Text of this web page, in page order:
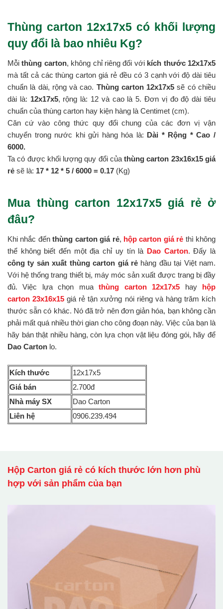
Thùng carton 12x17x5 có khối lượng
quy đổi là bao nhiêu Kg?
Mỗithùng carton, không chỉ riêng đối với kích thước 12x17x5
mà tất cả các thùng carton giá rẻ đều có 3 cạnh với độ dài tiêu
chuẩn là dài, rộng và cao. Thùng carton 12x17x5 sẽ có chiều
dài là: 12x17x5, rộng là: 12 và cao là 5. Đơn vị đo độ dài tiêu
chuẩn của thùng carton hay kiện hàng là Centimet (cm).
Căn cứ vào công thức quy đổi chung của các đơn vị vận
chuyển trong nước khi gửi hàng hóa là: Dài * Rộng * Cao /
6000.
Ta có được khối lượng quy đổi củathùng carton 23x16x15 giá
rẻ sẽ là: 17 * 12 * 5 / 6000 = 0.17 (Kg)
Mua thùng carton 12x17x5 giá rẻ ở
đâu?
Khi nhắc đếnthùng carton giá rẻ, hộp carton giá rẻ thì không
thể không biết đến một địa chỉ uy tín là Dao Carton. Đấy là
công ty sản xuất thùng carton giá rẻhàng đầu tại Việt nam.
Với hệ thống trang thiết bị, máy móc sản xuất được trang bị đầy
đủ. Việc lựa chọn muathùng carton 12x17x5 hay hộp
carton 23x16x15 giá rẻ tận xưởng nói riêng và hàng trăm kích
thước sẵn có khác. Nó đã trở nên đơn giản hóa, bạn không cần
phải mất quá nhiều thời gian cho công đoạn này. Việc của bạn là
hãy bán thật nhiều hàng, còn lựa chọn vật liệu đóng gói, hãy để
Dao Carton lo.
Kích thước
12x17x5
Giá bán
2.700đ
Nhà máy SX
Dao Carton
Liên hệ
0906.239.494
Hộp Carton giá rẻ có kích thước lớn hơn phù
hợp với sản phẩm của bạn